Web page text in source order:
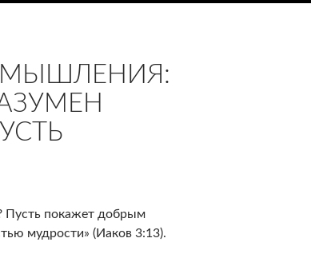
Пусть покажет добрым
мудрости» (Иаков 3:13).